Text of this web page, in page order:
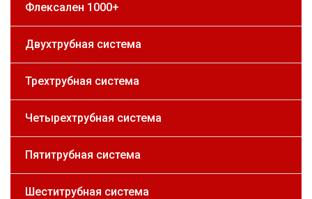
Флексален 1000+
Двухтрубная система
Трехтрубная система
Четырехтрубная система
Пятитрубная система
Шеститрубная система